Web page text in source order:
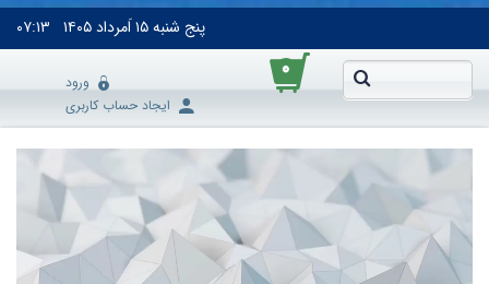
پنج شنبه۱۵ اَمرداد ۱۴۰۵ ۰۷:۱۳
۰
ورود
ایجاد حساب کاربری